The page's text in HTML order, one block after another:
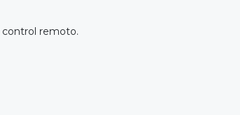
control remoto.